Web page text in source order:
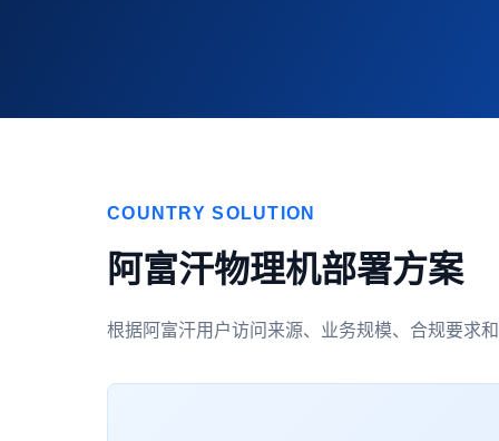
COUNTRY SOLUTION
阿富汗物理机部署方案
根据阿富汗用户访问来源、业务规模、合规要求